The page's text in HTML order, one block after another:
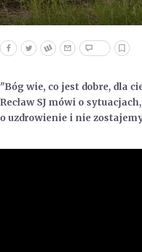
"Bóg wie, co jest dobre, dla
Recław SJ mówi o
o uzdrowienie i nie